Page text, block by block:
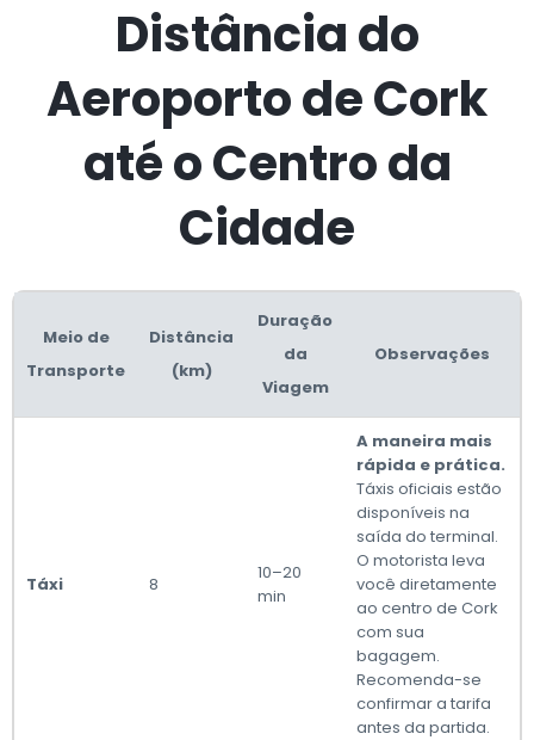
Distância do
Aeroporto de Cork
até o Centro da
Cidade
Meio de
Transporte
Distância
(km)
Duração
da
Viagem
Observações
Táxi 8
10–20
min
A maneira mais
rápida e prática.
Táxis oficiais estão
disponíveis na
saída do terminal.
O motorista leva
você diretamente
ao centro de Cork
com sua
bagagem.
Recomenda-se
confirmar a tarifa
antes da partida.